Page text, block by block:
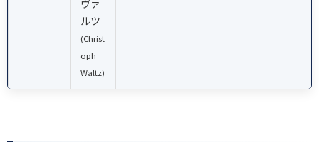
ヴァ
ルツ
(Christ
oph
Waltz)